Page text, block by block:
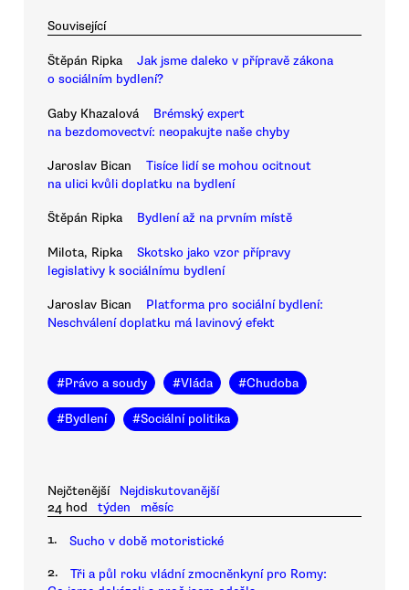
Související
Štěpán Ripka
Jak jsme daleko v přípravě zákona
o sociálním bydlení?
Gaby Khazalová
Brémský expert
na bezdomovectví: neopakujte naše chyby
Jaroslav Bican
Tisíce lidí se mohou ocitnout
na ulici kvůli doplatku na bydlení
Štěpán Ripka Bydlení až na prvním místě
Milota, Ripka
Skotsko jako vzor přípravy
legislativy k sociálnímu bydlení
Jaroslav Bican
Platforma pro sociální bydlení:
Neschválení doplatku má lavinový efekt
#Právo a soudy #Vláda #Chudoba
#Bydlení #Sociální politika
Nejčtenější
Nejdiskutovanější
24 hod
týden měsíc
1. Sucho v době motoristické
2.
Tři a půl roku vládní zmocněnkyní pro Romy: